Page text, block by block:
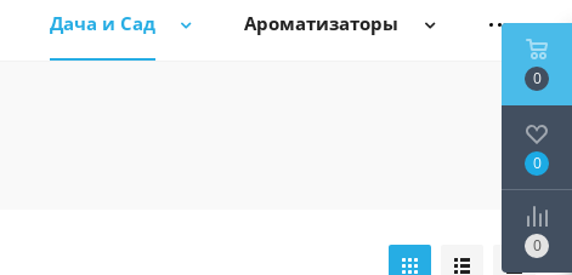
Дача и Сад Ароматизаторы
0
0
0